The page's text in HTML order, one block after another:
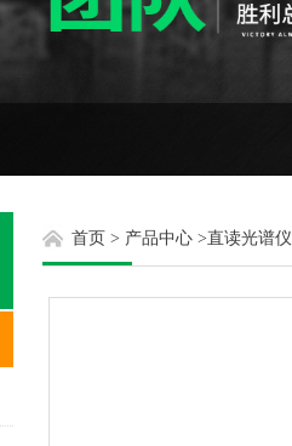
首页 > 产品中心 >直读光谱仪